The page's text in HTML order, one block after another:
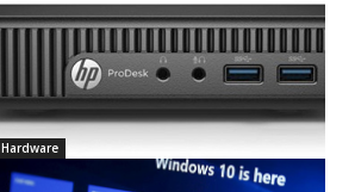
Hardware